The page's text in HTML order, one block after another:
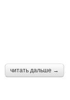
читать дальше →